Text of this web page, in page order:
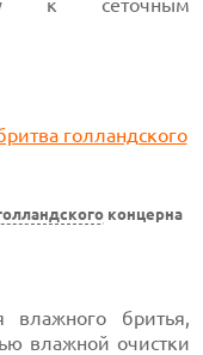
к сеточным
концерна
влажного бритья,
влажной очистки